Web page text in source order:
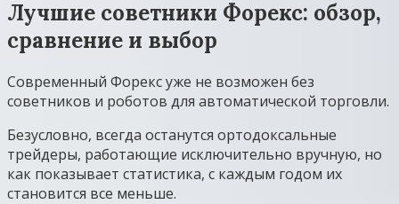
Лучшие советники Форекс: обзор,
сравнение и выбор
Современный Форекс уже не возможен без
советников и роботов для автоматической торговли.
Безусловно, всегда останутся ортодоксальные
трейдеры, работающие исключительно вручную, но
как показывает статистика, с каждым годом их
становится все меньше.